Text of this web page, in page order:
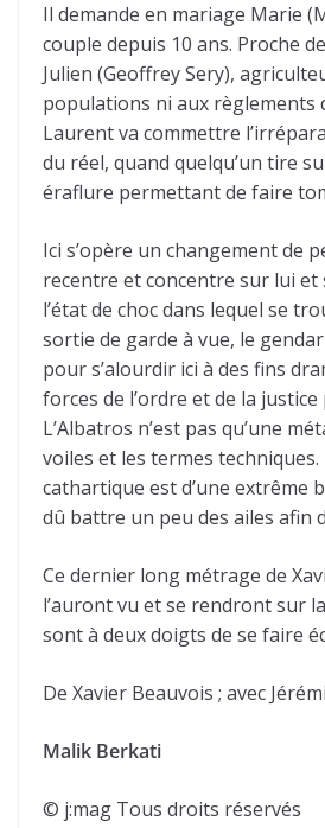
Il demande en mariage Marie
couple depuis 10 ans. Proche
Julien (Geoffrey Sery),
populations ni aux règlements
Laurent va commettre
du réel, quand quelqu’un tire
éraflure permettant de faire
Ici s’opère un changement de
recentre et concentre sur lui et
l’état de choc dans lequel se
sortie de garde à vue, le
pour s’alourdir ici à des fins
forces de l’ordre et de la
L’Albatros n’est pas qu’une
voiles et les termes
cathartique est d’une extrême
dû battre un peu des ailes afin
Ce dernier long métrage de
l’auront vu et se rendront sur
sont à deux doigts de se faire
De Xavier Beauvois ; avec
Malik Berkati
© j:mag Tous droits réservés